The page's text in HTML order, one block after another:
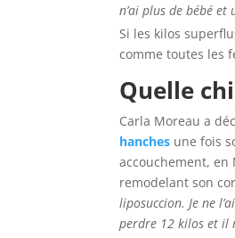
n’ai plus de bébé et
Si les kilos
comme toutes les
Quelle
Carla Moreau a
hanches une fois
accouchement, en
remodelant son
liposuccion. Je ne
perdre 12 kilos et il